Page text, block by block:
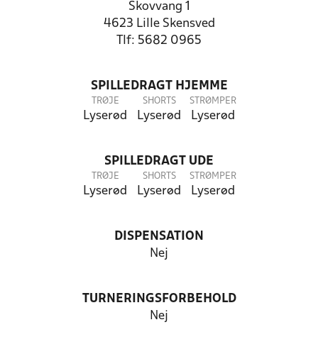
Skovvang 1
4623 Lille Skensved
Tlf: 5682 0965
SPILLEDRAGT HJEMME
TRØJE
Lyserød
SHORTS
Lyserød
STRØMPER
Lyserød
SPILLEDRAGT UDE
TRØJE
Lyserød
SHORTS
Lyserød
STRØMPER
Lyserød
DISPENSATION
Nej
TURNERINGSFORBEHOLD
Nej